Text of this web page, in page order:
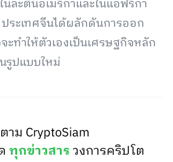
นละตินอเมริกาและในแอฟริกา
ประเทศจีนได้ผลักดันการออก
ะทำให้ตัวเองเป็นเศรษฐกิจหลัก
รูปแบบใหม่
าม CryptoSiam
ทุกข่าวสารวงการคริปโต